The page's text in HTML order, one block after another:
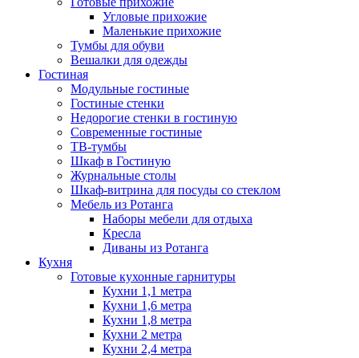
Угловые прихожие
Маленькие прихожие
Тумбы для обуви
Вешалки для одежды
Гостиная
Модульные гостиные
Гостиные стенки
Недорогие стенки в гостиную
Современные гостиные
ТВ-тумбы
Шкаф в Гостиную
Журнальные столы
Шкаф-витрина для посуды со стеклом
Мебель из Ротанга
Наборы мебели для отдыха
Кресла
Диваны из Ротанга
Кухня
Готовые кухонные гарнитуры
Кухни 1,1 метра
Кухни 1,6 метра
Кухни 1,8 метра
Кухни 2 метра
Кухни 2,4 метра